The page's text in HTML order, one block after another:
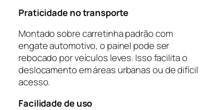
Praticidade no transporte
Montado sobre carretinha padrão com
engate automotivo, o painel pode ser
rebocado por veículos leves. Isso facilita o
deslocamento em áreas urbanas ou de difícil
acesso.
Facilidade de uso